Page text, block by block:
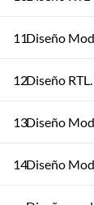
11Diseño
12Diseño
13Diseño
14Diseño